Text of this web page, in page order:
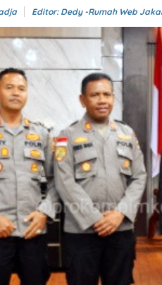
Editor: Dedy -Rumah Web